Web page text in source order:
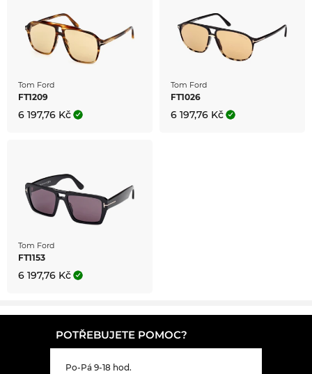
Tom Ford
FT1209
6 197,76 Kč
Tom Ford
FT1026
6 197,76 Kč
Tom Ford
FT1153
6 197,76 Kč
POTŘEBUJETE POMOC?
Po-Pá 9-18 hod.